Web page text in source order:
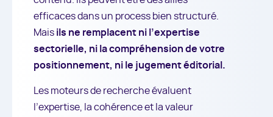
efficaces dans un process bien structuré.
Mais ils ne remplacent ni l’expertise
sectorielle, ni la compréhension de votre
positionnement, ni le jugement éditorial.
Les moteurs de recherche évaluent
l’expertise, la cohérence et la valeur